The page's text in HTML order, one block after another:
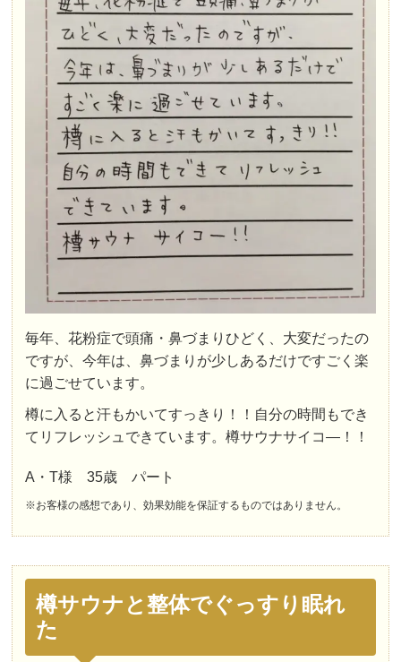
毎年、花粉症で頭痛・鼻づまりひどく、大変だったの
ですが、今年は、鼻づまりが少しあるだけですごく楽
に過ごせています。
樽に入ると汗もかいてすっきり！！自分の時間もでき
てリフレッシュできています。樽サウナサイコ―！！
A・T様 35歳 パート
※お客様の感想であり、効果効能を保証するものではありません。
樽サウナと整体でぐっすり眠れ
た